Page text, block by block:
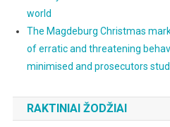
world
The Magdeburg Christmas
of erratic and threatening
minimised and prosecutors
RAKTINIAI ŽODŽIAI